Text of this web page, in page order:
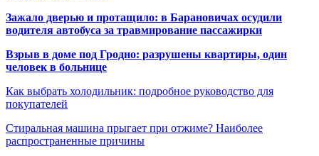
Зажало дверью и протащило: в Барановичах осудили
водителя автобуса за травмирование пассажирки
Взрыв в доме под Гродно: разрушены квартиры, один
человек в больнице
Как выбрать холодильник: подробное руководство для
покупателей
Стиральная машина прыгает при отжиме? Наиболее
распространенные причины